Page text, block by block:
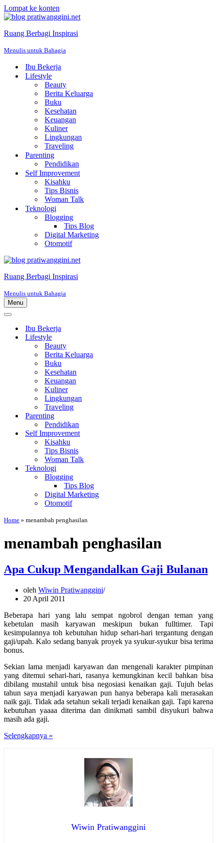
Lompat ke konten
Ruang Berbagi Inspirasi
Menulis untuk Bahagia
Ibu Bekerja
Lifestyle
Beauty
Berita Keluarga
Buku
Kesehatan
Keuangan
Kuliner
Lingkungan
Traveling
Parenting
Pendidikan
Self Improvement
Kisahku
Tips Bisnis
Woman Talk
Teknologi
Blogging
Tips Blog
Digital Marketing
Otomotif
Ruang Berbagi Inspirasi
Menulis untuk Bahagia
Menu
Menu
Menu
NavigasiIbu Bekerja
Lifestyle
Beauty
Berita Keluarga
Buku
Kesehatan
Keuangan
Kuliner
Lingkungan
Traveling
Parenting
Pendidikan
Self Improvement
Kisahku
Tips Bisnis
Woman Talk
Teknologi
Blogging
Tips Blog
Digital Marketing
Otomotif
Home » menambah penghasilan
menambah penghasilan
Apa Cukup Mengandalkan Gaji Bulanan
oleh Wiwin Pratiwanggini
20 April 2011
Beberapa hari yang lalu sempat ngobrol dengan teman yang
kebetulan masih karyawan meskipun bukan fulltimer. Tapi
kesimpulannya toh kebutuhan hidup sehari-hari tergantung dengan
gaji/upah. Kalo sedang banyak proyek ya syukur-syukur bisa terima
bonus.
Sekian lama menjadi karyawan dan mengenali karakter pimpinan
yang ditemui sehari-hari, rasanya kemungkinan kecil bahkan bisa
dibilang mustahil untuk bisa negosiasi kenaikan gaji. Tujuh belas
tahun saya menjadi karyawan pun hanya beberapa kali merasakan
naik gaji. Tidak ada setahun sekali terjadi kenaikan gaji. Tapi karena
kebutuhan yaaaa diterima dan dinikmati sambil disyukuri bahwa
masih ada gaji.
Selengkapnya »
Wiwin Pratiwanggini